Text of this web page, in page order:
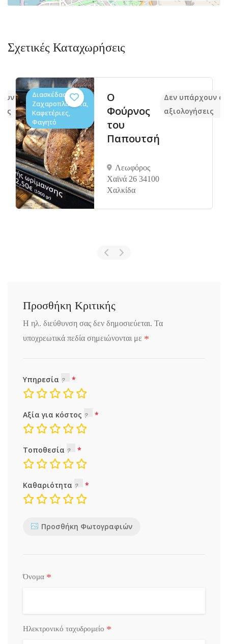
Σχετικές Καταχωρήσεις
ακόμαΔιασκέδαση,
Ζαχαροπλαστεία,
Καφετέριες,
Φαγητό
Ο
Φούρνος
του
Παπουτσή
Λεωφόρος
Χαϊνά 26 34100
Χαλκίδα
Δεν υπάρχουν
αξιολογήσεις
Προσθήκη Κριτικής
Η ηλ. διεύθυνση σας δεν δημοσιεύεται. Τα
υποχρεωτικά πεδία σημειώνονται με *
Υπηρεσία
Αξία για κόστος
Τοποθεσία
Καθαριότητα
Προσθήκη Φωτογραφιών
Όνομα *
Ηλεκτρονικό ταχυδρομείο *